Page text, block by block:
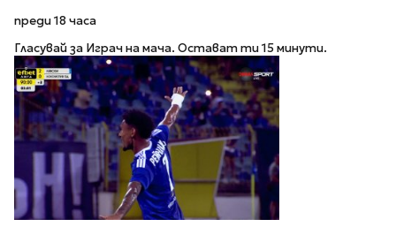
преди 18 часа
Гласувай за Играч на мача. Остават ти 15 минути.